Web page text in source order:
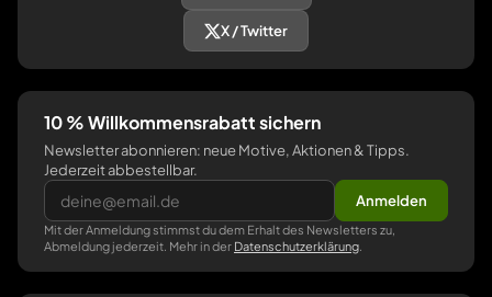
X / Twitter
10 % Willkommensrabatt sichern
Newsletter abonnieren: neue Motive, Aktionen & Tipps.
Jederzeit abbestellbar.
Anmelden
Mit der Anmeldung stimmst du dem Erhalt des Newsletters zu,
Abmeldung jederzeit. Mehr in der Datenschutzerklärung